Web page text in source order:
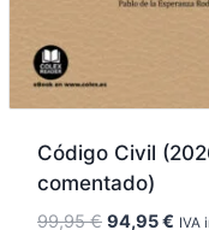
Código Civil
comentado)
99,95€ El
94,95€ El
IVA